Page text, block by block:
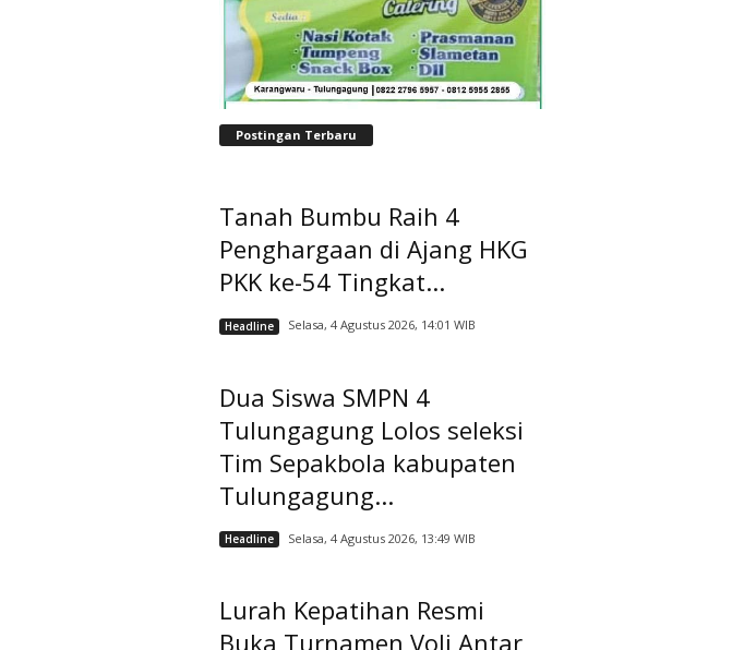
Postingan Terbaru
Tanah Bumbu Raih 4
Penghargaan di Ajang HKG
PKK ke-54 Tingkat...
Headline Selasa, 4 Agustus 2026, 14:01 WIB
Dua Siswa SMPN 4
Tulungagung Lolos seleksi
Tim Sepakbola kabupaten
Tulungagung...
Headline Selasa, 4 Agustus 2026, 13:49 WIB
Lurah Kepatihan Resmi
Buka Turnamen Voli Antar